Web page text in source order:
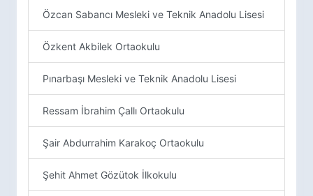
Özcan Sabancı Mesleki ve Teknik Anadolu Lisesi
Özkent Akbilek Ortaokulu
Pınarbaşı Mesleki ve Teknik Anadolu Lisesi
Ressam İbrahim Çallı Ortaokulu
Şair Abdurrahim Karakoç Ortaokulu
Şehit Ahmet Gözütok İlkokulu